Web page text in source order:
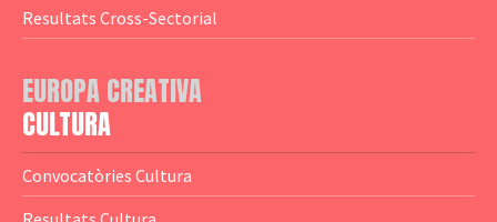
— Altres Guies
— Presentacions
— Estudis
— Anuaris
— Catàlegs
Resultats Cross-Sectorial
EUROPA CREATIVA
CULTURA
Convocatòries Cultura